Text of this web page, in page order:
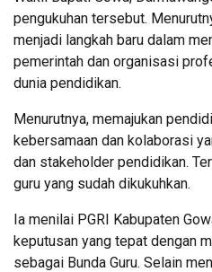
pengukuhan tersebut.
menjadi langkah baru dalam
pemerintah dan organisasi
dunia pendidikan.
Menurutnya, memajukan
kebersamaan dan kolaborasi
dan stakeholder pendidikan.
guru yang sudah dikukuhkan.
Ia menilai PGRI Kabupaten
keputusan yang tepat dengan
sebagai Bunda Guru. Selain